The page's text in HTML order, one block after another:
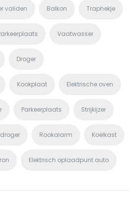
validen Balkon Traphekje
Vaatwasser
Droger
Kookplaat Elektrische oven
Parkeerplaats Strijkijzer
Rookalarm Koelkast
Elektrisch oplaadpunt auto